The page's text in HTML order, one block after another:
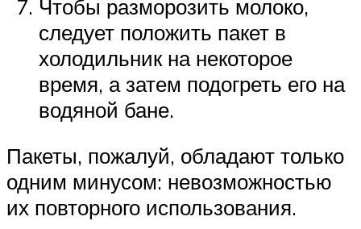
Чтобы разморозить молоко,
следует положить пакет в
холодильник на некоторое
время, а затем подогреть его на
водяной бане.
Пакеты, пожалуй, обладают только
одним минусом: невозможностью
их повторного использования.